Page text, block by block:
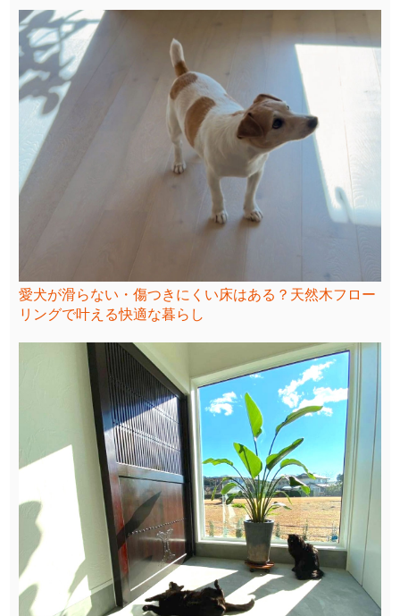
愛犬が滑らない・傷つきにくい床はある？天然木フロー
リングで叶える快適な暮らし